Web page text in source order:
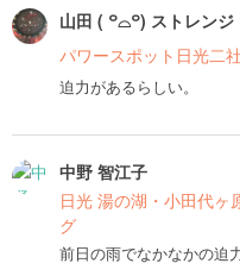
山田 ( ꒪⌓꒪) ストレンジ
パワースポット日光二
迫力があるらしい。
中野 智江子
日光 湯の湖・小田代ヶ
グ
前日の雨でなかなかの迫力